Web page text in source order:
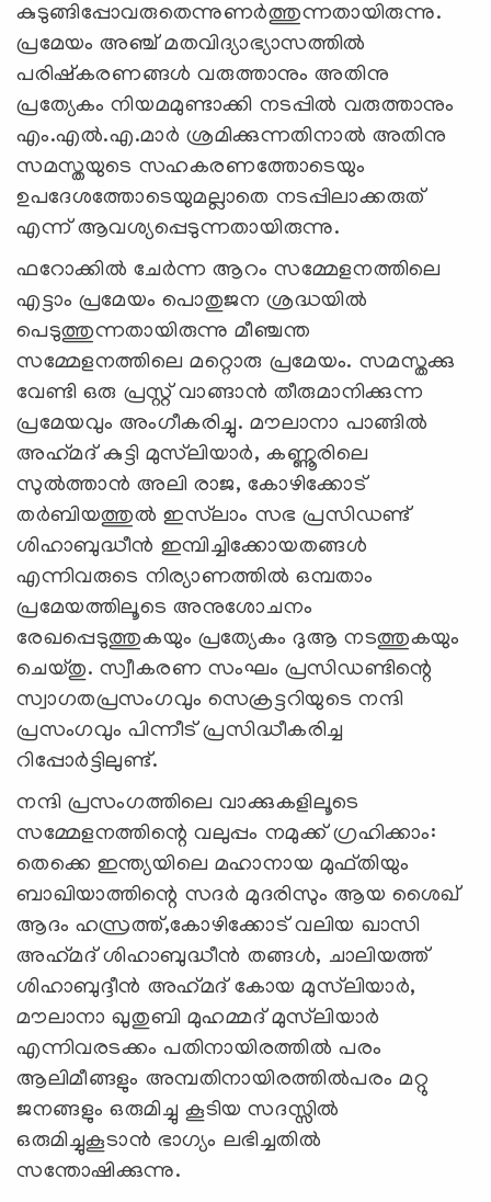
കുടുങ്ങിപ്പോവരുതെന്നുണര്‍ത്തുന്നതായിരുന്നു.
പ്രമേയം അഞ്ച് മതവിദ്യാഭ്യാസത്തില്‍
പരിഷ്‌കരണങ്ങള്‍ വരുത്താനും അതിനു
പ്രത്യേകം നിയമമുണ്ടാക്കി നടപ്പില്‍ വരുത്താനും
എം.എല്‍.എ.മാര്‍ ശ്രമിക്കുന്നതിനാല്‍ അതിനു
സമസ്തയുടെ സഹകരണത്തോടെയും
ഉപദേശത്തോടെയുമല്ലാതെ നടപ്പിലാക്കരുത്
എന്ന് ആവശ്യപ്പെടുന്നതായിരുന്നു.
ഫറോക്കില്‍ ചേര്‍ന്ന ആറം സമ്മേളനത്തിലെ
എട്ടാം പ്രമേയം പൊതുജന ശ്രദ്ധയില്‍
പെടുത്തുന്നതായിരുന്നു മീഞ്ചന്ത
സമ്മേളനത്തിലെ മറ്റൊരു പ്രമേയം. സമസ്തക്കു
വേണ്ടി ഒരു പ്രസ്റ്റ് വാങ്ങാന്‍ തീരുമാനിക്കുന്ന
പ്രമേയവും അംഗീകരിച്ചു. മൗലാനാ പാങ്ങില്‍
അഹ്‌മദ് കുട്ടി മുസ്‌ലിയാര്‍, കണ്ണൂരിലെ
സുല്‍ത്താന്‍ അലി രാജ, കോഴിക്കോട്
തര്‍ബിയത്തുല്‍ ഇസ്‌ലാം സഭ പ്രസിഡണ്ട്
ശിഹാബുദ്ധീന്‍ ഇമ്പിച്ചിക്കോയതങ്ങള്‍
എന്നിവരുടെ നിര്യാണത്തില്‍ ഒമ്പതാം
പ്രമേയത്തിലൂടെ അനുശോചനം
രേഖപ്പെടുത്തുകയും പ്രത്യേകം ദുആ നടത്തുകയും
ചെയ്തു. സ്വീകരണ സംഘം പ്രസിഡണ്ടിന്റെ
സ്വാഗതപ്രസംഗവും സെക്രട്ടറിയുടെ നന്ദി
പ്രസംഗവും പിന്നീട് പ്രസിദ്ധീകരിച്ച
റിപ്പോര്‍ട്ടിലുണ്ട്.
നന്ദി പ്രസംഗത്തിലെ വാക്കുകളിലൂടെ
സമ്മേളനത്തിന്റെ വലുപ്പം നമുക്ക് ഗ്രഹിക്കാം:
തെക്കെ ഇന്ത്യയിലെ മഹാനായ മുഫ്തിയും
ബാഖിയാത്തിന്റെ സദര്‍ മുദരിസും ആയ ശൈഖ്
ആദം ഹസ്രത്ത്,കോഴിക്കോട് വലിയ ഖാസി
അഹ്‌മദ് ശിഹാബുദ്ധീന്‍ തങ്ങള്‍, ചാലിയത്ത്
ശിഹാബുദ്ദീന്‍ അഹ്‌മദ് കോയ മുസ്‌ലിയാര്‍,
മൗലാനാ ഖുതുബി മുഹമ്മദ് മുസ്‌ലിയാര്‍
എന്നിവരടക്കം പതിനായിരത്തില്‍ പരം
ആലിമീങ്ങളും അമ്പതിനായിരത്തില്‍പരം മറ്റു
ജനങ്ങളും ഒരുമിച്ചു കൂടിയ സദസ്സില്‍
ഒരുമിച്ചുകൂടാന്‍ ഭാഗ്യം ലഭിച്ചതില്‍
സന്തോഷിക്കുന്നു.